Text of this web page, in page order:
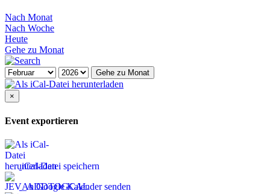
Nach Monat
Nach Woche
Heute
Gehe zu Monat
Gehe zu Monat
×
Event exportieren
iCal-Datei speichern
An Google Kalender senden